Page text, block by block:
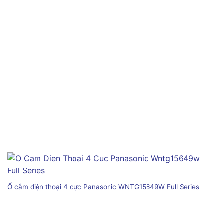
Ổ cắm điện thoại 4 cực Panasonic WNTG15649W Full Series